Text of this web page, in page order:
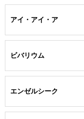
アイ・アイ・ア
ビバリウム
エンゼルシーク